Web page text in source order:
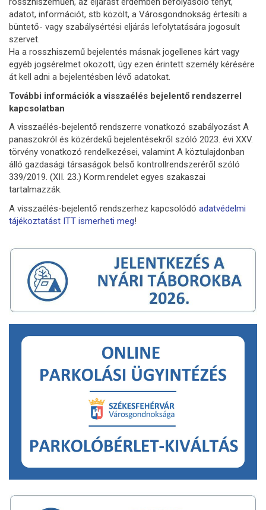
adatot, információt, stb közölt, a Városgondnokság értesíti a
büntető- vagy szabálysértési eljárás lefolytatására jogosult
szervet.
Ha a rosszhiszemű bejelentés másnak jogellenes kárt vagy
egyéb jogsérelmet okozott, úgy ezen érintett személy kérésére
át kell adni a bejelentésben lévő adatokat.
További információk a visszaélés bejelentő rendszerrel
kapcsolatban
A visszaélés-bejelentő rendszerre vonatkozó szabályozást A
panaszokról és közérdekű bejelentésekről szóló 2023. évi XXV.
törvény vonatkozó rendelkezései, valamint A köztulajdonban
álló gazdasági társaságok belső kontrollrendszeréről szóló
339/2019. (XII. 23.) Korm.rendelet egyes szakaszai
tartalmazzák.
A visszaélés-bejelentő rendszerhez kapcsolódó adatvédelmi
tájékoztatást ITT ismerheti meg!